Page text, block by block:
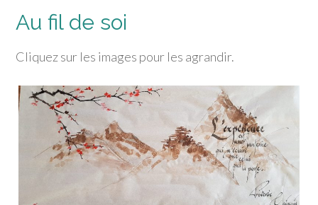
Au fil de soi
Cliquez sur les images pour les agrandir.